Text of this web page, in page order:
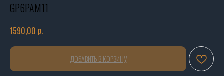
GP6PAM11
1590,00 р.
ДОБАВИТЬ В КОРЗИНУ